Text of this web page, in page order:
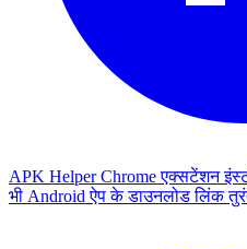
APK Helper Chrome एक्सटेंशन
भी Android ऐप के डाउनलोड लिंक